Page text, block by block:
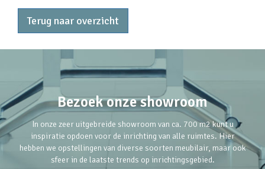
Terug naar overzicht
Bezoek onze showroom
In onze zeer uitgebreide showroom van ca. 700 m2 kunt u
inspiratie opdoen voor de inrichting van alle ruimtes. Hier
hebben we opstellingen van diverse soorten meubilair, maar ook
sfeer in de laatste trends op inrichtingsgebied.